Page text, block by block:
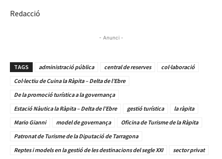
Redacció
- Anunci -
TAGS administració pública central de reserves
col·laboració
Col·lectiu de Cuina la Ràpita – Delta de l’Ebre
De la promoció turística a la governança
Estació Nàutica la Ràpita – Delta de l’Ebre
gestió turística
la ràpita
Mario Gianni
model de governança
Oficina de Turisme de la Ràpita
Patronat de Turisme de la Diputació de Tarragona
Reptes i models en la gestió de les destinacions del segle XXI
sector privat